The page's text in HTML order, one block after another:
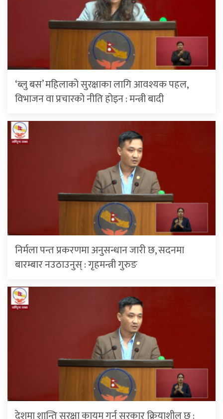
‘ब्लु बस’ महिलाको सुरक्षाका लागि आवश्यक पहल,
विभाजन वा प्रचारको नीति होइन : मन्त्री बादी
निर्मला पन्त प्रकरणमा अनुसन्धान जारी छ, सदनमा
बारम्बार नउठाउनुस् : गृहमन्त्री गुरुङ